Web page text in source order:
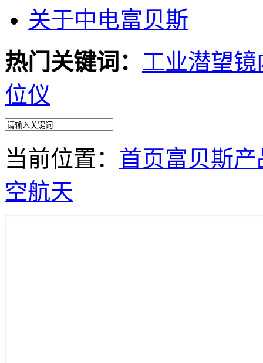
关于中电富贝斯
热门关键词： 工业潜望镜
位仪
当前位置： 首页富贝斯
空航天